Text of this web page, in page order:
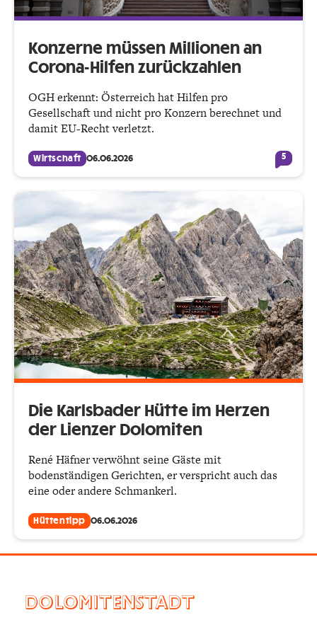
Konzerne müssen Millionen an
Corona-Hilfen zurückzahlen
OGH erkennt: Österreich hat Hilfen pro
Gesellschaft und nicht pro Konzern berechnet und
damit EU-Recht verletzt.
Wirtschaft 06.06.2026 5
Die Karlsbader Hütte im Herzen
der Lienzer Dolomiten
René Häfner verwöhnt seine Gäste mit
bodenständigen Gerichten, er verspricht auch das
eine oder andere Schmankerl.
Hüttentipp 06.06.2026
DOLOMITENSTADT